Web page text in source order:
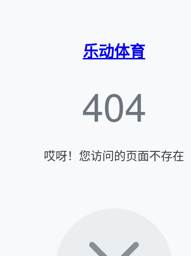
乐动体育
404
哎呀！您访问的页面不存在